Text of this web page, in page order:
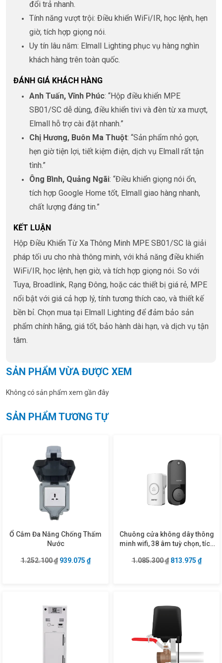
đổi trả nhanh.
Tính năng vượt trội: Điều khiển WiFi/IR, học lệnh, hẹn
giờ, tích hợp giọng nói.
Uy tín lâu năm: Elmall Lighting phục vụ hàng nghìn
khách hàng trên toàn quốc.
ĐÁNH GIÁ KHÁCH HÀNG
Anh Tuấn, Vĩnh Phúc: “Hộp điều khiển MPE
SB01/SC dễ dùng, điều khiển tivi và đèn từ xa mượt,
Elmall hỗ trợ cài đặt nhanh.”
Chị Hương, Buôn Ma Thuột: “Sản phẩm nhỏ gọn,
hẹn giờ tiện lợi, tiết kiệm điện, dịch vụ Elmall rất tận
tình.”
Ông Bình, Quảng Ngãi: “Điều khiển giọng nói ổn,
tích hợp Google Home tốt, Elmall giao hàng nhanh,
chất lượng đáng tin.”
KẾT LUẬN
Hộp Điều Khiển Từ Xa Thông Minh MPE SB01/SC là giải
pháp tối ưu cho nhà thông minh, với khả năng điều khiển
WiFi/IR, học lệnh, hẹn giờ, và tích hợp giọng nói. So với
Tuya, Broadlink, Rạng Đông, hoặc các thiết bị giá rẻ, MPE
nổi bật với giá cả hợp lý, tính tương thích cao, và thiết kế
bền bỉ. Chọn mua tại Elmall Lighting để đảm bảo sản
phẩm chính hãng, giá tốt, bảo hành dài hạn, và dịch vụ tận
tâm.
SẢN PHẨM VỪA ĐƯỢC XEM
Không có sản phẩm xem gần đây
SẢN PHẨM TƯƠNG TỰ
Ổ Cắm Đa Năng Chống Thấm
Nước
1.252.100₫ Giá gốc là: 1.252.100 ₫.
939.075 ₫Giá hiện tại là: 939.075 ₫.
Chuông cửa không dây thông
minh wifi, 38 âm tuỳ chọn, tích
VDB2/SC
1.085.300₫ Giá gốc là:
813.975 ₫Giá